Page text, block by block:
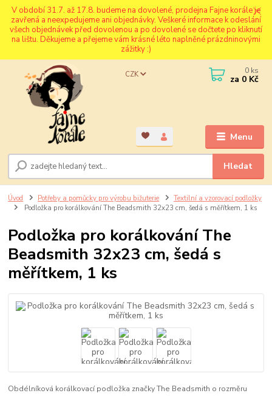
V období 31.7. až 17.8. budeme na dovolené, prodejna Fajne korále je
zavřená a neexpedujeme ani objednávky. Veškeré informace k odeslání
všech objednávek před dovolenou a po dovolené se dočtete po kliknutí
na lištu. Děkujeme a přejeme vám krásné léto naplněné prázdninovými
zážitky :)
Menu
CZK
Hledat
0 ks
za 0 Kč
Úvod Potřeby a pomůcky pro výrobu bižuterie
Textilní a vzorovací podložky
Podložka pro korálkování The Beadsmith 32x23 cm, šedá s měřítkem, 1 ks
Podložka pro korálkování The
Beadsmith 32x23 cm, šedá s
měřítkem, 1 ks
Obdélníková korálkovací podložka značky The Beadsmith o rozměru